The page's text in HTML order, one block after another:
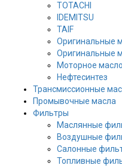
TOTACHI
IDEMITSU
TAIF
Оригинальные
Оригинальные
Моторное
Нефтесинтез
Трансмиссионные
Промывочные масла
Фильтры
Маслянные
Воздушные
Салонные
Топливные